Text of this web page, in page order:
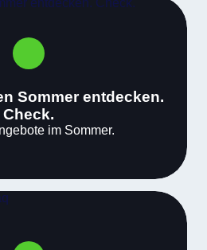
Sommer entdecken.
Check.
im Sommer.